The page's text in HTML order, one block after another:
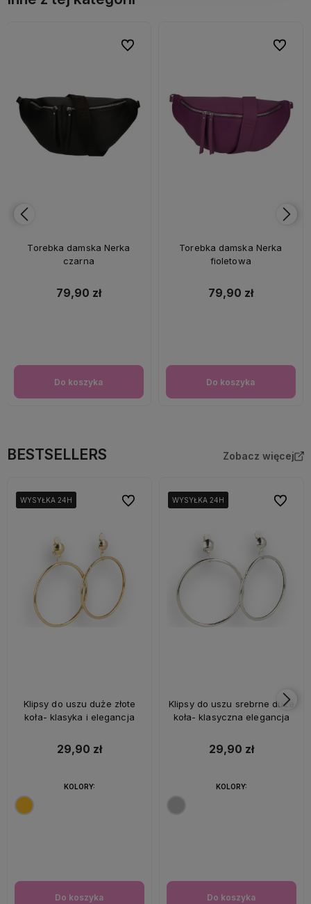
Torebka damska Nerka
czarna
79,90 zł
Do koszyka
Do ulubionych
Do ulubionych
Torebka damska Nerka
fioletowa
79,90 zł
Do koszyka
Do
Do
BESTSELLERS Zobacz więcej
WYSYŁKA 24H
WYSYŁKA 24H
WYSYŁKA 24H
Klipsy do uszu duże złote
koła- klasyka i elegancja
29,90 zł
Do koszyka
KOLORY:
Do ulubionychWYSYŁKA 24H
WYSYŁKA 24H
WYSYŁKA 24H
Klipsy do uszu srebrne duże
koła- klasyczna elegancja
29,90 zł
Do koszyka
KOLORY:
Do